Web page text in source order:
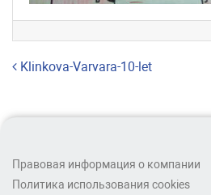
Навигация по
Klinkova-Varvara-10-let
Правовая информация о компании
Политика использования cookies